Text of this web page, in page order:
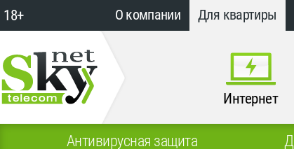
18+ О компании Для квартиры
Интернет
Антивирусная защита